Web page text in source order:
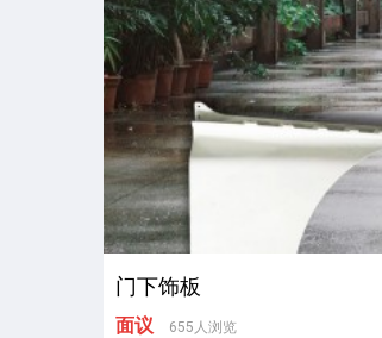
门下饰板
面议 655人浏览